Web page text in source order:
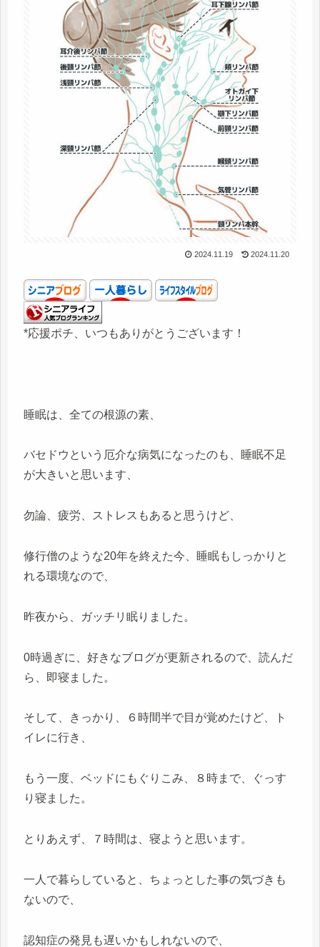
2024.11.19 2024.11.20
*応援ポチ、いつもありがとうございます！
睡眠は、全ての根源の素、
バセドウという厄介な病気になったのも、睡眠不足
が大きいと思います、
勿論、疲労、ストレスもあると思うけど、
修行僧のような20年を終えた今、睡眠もしっかりと
れる環境なので、
昨夜から、ガッチリ眠りました。
0時過ぎに、好きなブログが更新されるので、読んだ
ら、即寝ました。
そして、きっかり、６時間半で目が覚めたけど、ト
イレに行き、
もう一度、ベッドにもぐりこみ、８時まで、ぐっす
り寝ました。
とりあえず、７時間は、寝ようと思います。
一人で暮らしていると、ちょっとした事の気づきも
ないので、
認知症の発見も遅いかもしれないので、